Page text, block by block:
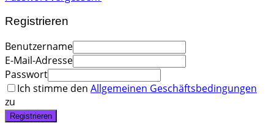
Registrieren
Benutzername
E-Mail-Adresse
Passwort
Ich stimme den Allgemeinen Geschäftsbedingungen
zu
Registrieren